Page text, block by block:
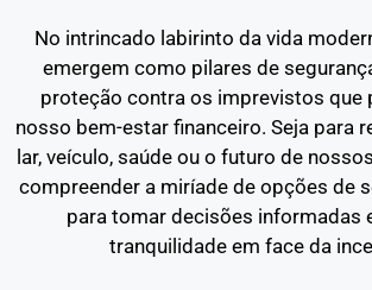
No intrincado labirinto da vida
emergem como pilares de
proteção contra os imprevistos que
nosso bem-estar financeiro. Seja para
lar, veículo, saúde ou o futuro de
compreender a miríade de opções de
para tomar decisões informadas
tranquilidade em face da